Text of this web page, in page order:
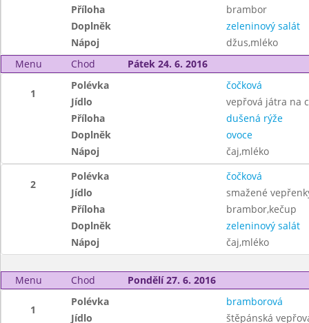
Příloha
brambor
Doplněk
zeleninový salát
Nápoj
džus,mléko
Menu
Chod Pátek 24. 6. 2016
1
Polévka
čočková
Jídlo
vepřová játra na
Příloha
dušená rýže
Doplněk
ovoce
Nápoj
čaj,mléko
2
Polévka
čočková
Jídlo
smažené
Příloha
brambor,kečup
Doplněk
zeleninový salát
Nápoj
čaj,mléko
Menu Chod Pondělí 27. 6. 2016
1
Polévka
bramborová
Jídlo
štěpánská